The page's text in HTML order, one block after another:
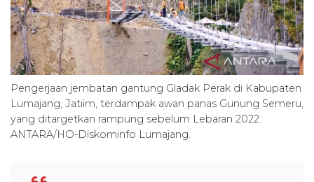
Pengerjaan jembatan gantung Gladak Perak di Kabupaten
Lumajang, Jatiim, terdampak awan panas Gunung Semeru,
yang ditargetkan rampung sebelum Lebaran 2022.
ANTARA/HO-Diskominfo Lumajang.